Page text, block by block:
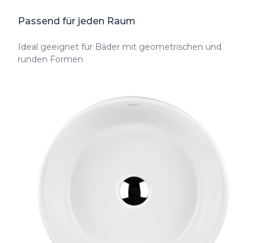
Passend für jeden Raum
Ideal geeignet für Bäder mit geometrischen und
runden Formen